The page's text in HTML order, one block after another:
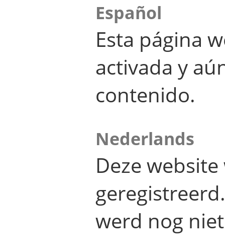
Español
Esta página
activada y
contenido.
Nederlands
Deze
werd nog